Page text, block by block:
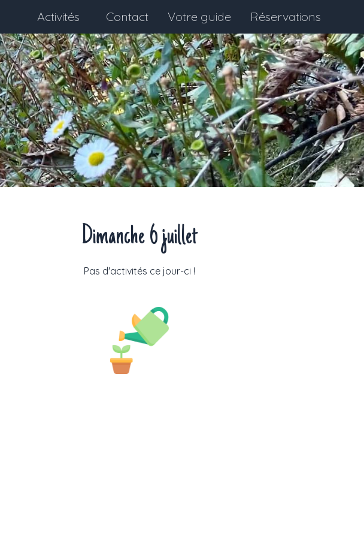
Activités Contact Votre guide Réservations
Dimanche 6 juillet
Pas d'activités ce jour-ci !